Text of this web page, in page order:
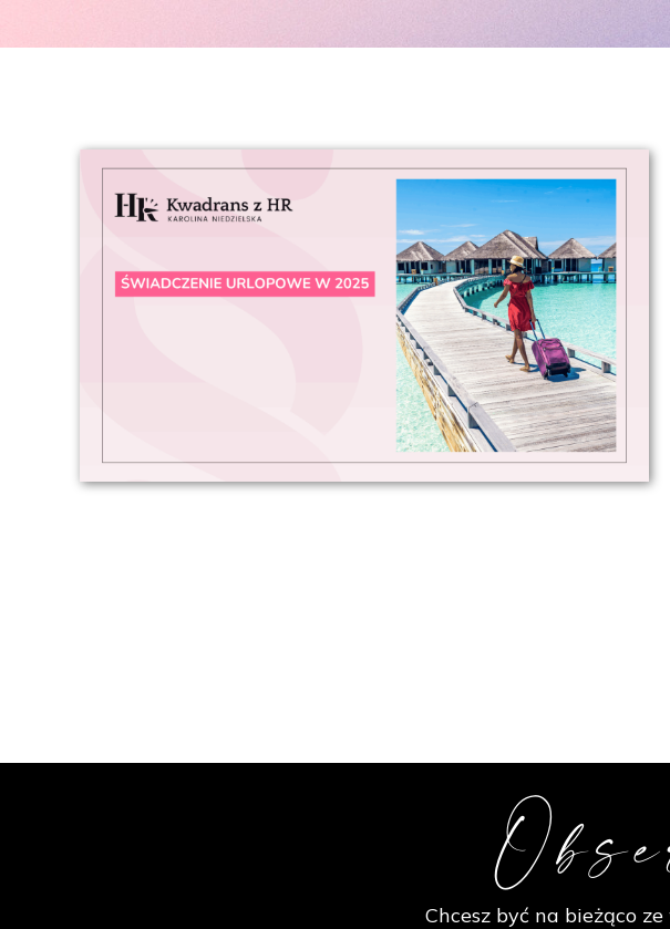
Chcesz być na bieżąco